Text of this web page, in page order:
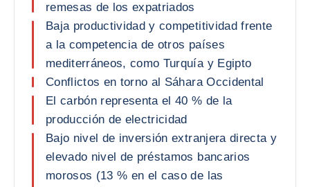
remesas de los expatriados
Baja productividad y competitividad frente
a la competencia de otros países
mediterráneos, como Turquía y Egipto
Conflictos en torno al Sáhara Occidental
El carbón representa el 40 % de la
producción de electricidad
Bajo nivel de inversión extranjera directa y
elevado nivel de préstamos bancarios
morosos (13 % en el caso de las